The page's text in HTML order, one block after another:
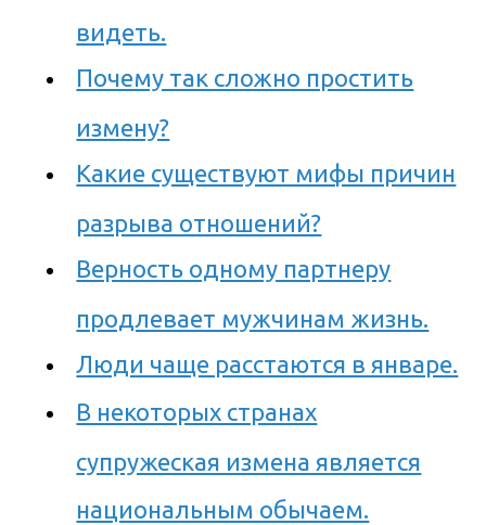
видеть.
Почему так сложно простить
измену?
Какие существуют мифы причин
разрыва отношений?
Верность одному партнеру
продлевает мужчинам жизнь.
Люди чаще расстаются в январе.
В некоторых странах
супружеская измена является
национальным обычаем.